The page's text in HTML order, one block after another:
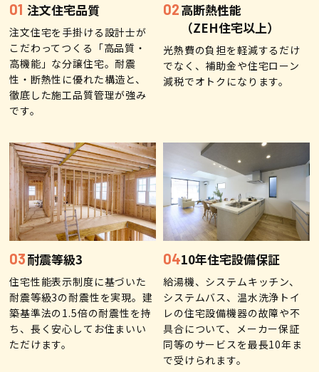
家づくりのスケジュール
スタッフブログ ZEH普及目標
プライバシー
ポリシー
ソーシャルメディアポリ
シー
サイトマップ
MENU
注文住宅品質
注文住宅を手掛ける設計士が
こだわってつくる「高品質・
高機能」な分譲住宅。耐震
性・断熱性に優れた構造と、
徹底した施工品質管理が強み
です。
高断熱性能
（ZEH住宅以上）
光熱費の負担を軽減するだけ
でなく、補助金や住宅ローン
減税でオトクになります。​
耐震等級3
住宅性能表示制度に基づいた
耐震等級3の耐震性を実現。建
築基準法の1.5倍の耐震性を持
ち、長く安心してお住まいい
ただけます。
10年住宅設備保証
給湯機、システムキッチン、
システムバス、温水洗浄トイ
レの住宅設備機器の故障や不
具合について、メーカー保証
同等のサービスを最長10年ま
で受けられます。